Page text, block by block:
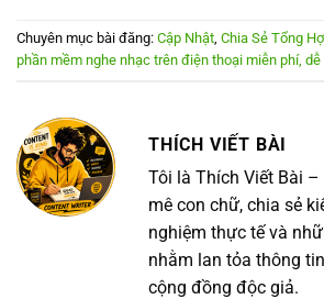
Chuyên mục bài đăng: Cập Nhật, Chia Sẻ Tổng
phần mềm nghe nhạc trên điện thoại miễn phí,
THÍCH VIẾT BÀI
Tôi là Thích Viết Bài
mê con chữ, chia sẻ
nghiệm thực tế và
nhằm lan tỏa thông
cộng đồng độc giả.